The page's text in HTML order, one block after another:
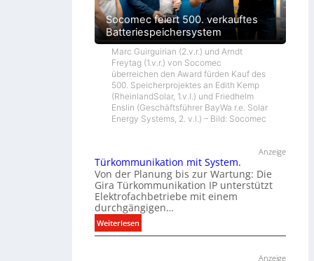
Socomec feiert 500. verkauftes
Batteriespeichersystem
Marc Guirguirian (2.v.r.) und Arndt
Freytag (1.v.r.) von Socomec
überreichen den Award fürden Kauf des
500. Speicherprojektes an Edith Kemp
(RheinlandSolar, 1.v.l.) und Friedhelm
Enslin (Geschäftsführer BayWa r.e. Solar
Energy Systems, 2. v.l.) – Bild: Socomec
Anzeige
Türkommunikation mit System.
Von der Planung bis zur Wartung: Die
Gira Türkommunikation IP unterstützt
Elektrofachbetriebe mit einem
durchgängigen…
Weiterlesen:
T
Anzeige